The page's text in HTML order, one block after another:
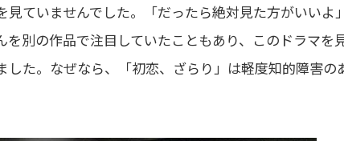
ていませんでした。「だったら絶対見た方がいいよ
別の作品で注目していたこともあり、このドラマを
た。なぜなら、「初恋、ざらり」は軽度知的障害の